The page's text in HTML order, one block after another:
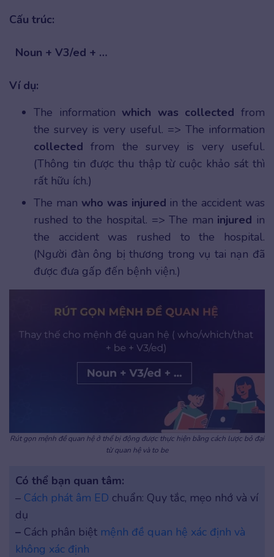
Cấu trúc:
Noun + V3/ed + …
Ví dụ:
The information which was collected from
the survey is very useful. => The information
collectedfrom the survey is very useful.
(Thông tin được thu thập từ cuộc khảo sát thì
rất hữu ích.)
The man who was injured in the accident was
rushed to the hospital. => The man injured in
the accident was rushed to the hospital.
(Người đàn ông bị thương trong vụ tai nạn đã
được đưa gấp đến bệnh viện.)
Rút gọn mệnh đề quan hệ ở thể bị động được thực hiện bằng cách lược bỏ đại
từ quan hệ và to be
Có thể bạn quan tâm:
– Cách phát âm ED chuẩn: Quy tắc, mẹo nhớ và ví
dụ
– Cách phân biệt mệnh đề quan hệ xác định và
không xác định